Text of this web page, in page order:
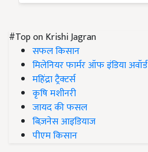
#Top on Krishi Jagran
सफल किसान
मिलेनियर फार्मर ऑफ इंडिया अवॉर्ड
महिंद्रा ट्रैक्टर्स
कृषि मशीनरी
जायद की फसल
बिज़नेस आइडियाज
पीएम किसान